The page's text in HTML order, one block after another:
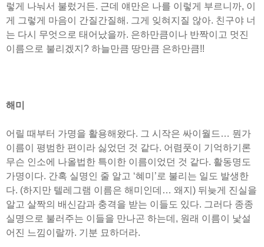
렇게 나눠서 불렀거든. 근데 얘만은 나를 이렇게 부르니까, 이
게 그렇게 마음이 간질간질해. 그게 잊혀지질 않아. 친구야 너
는 다시 무엇으로 태어났을까. 은하만큼이나 반짝이고 멋진
이름으로 불리겠지? 하늘만큼 땅만큼 은하만큼!!
해미
어릴 때부터 가명을 활용해왔다. 그 시작은 싸이월드… 뭔가
이름이 평범한 편이라 싫었던 것 같다. 어렴풋이 기억하기론
무슨 인소에 나올법한 특이한 이름이었던 것 같다. 활동명도
가명이다. 간혹 실명인 줄 알고 ‘혜미’로 불리는 일도 발생한
다. (하지만 텔레그램 이름은 해미인데… 왜지) 뒤늦게 진실을
알고 살짝의 배신감과 충격을 받는 이들도 있다. 그러다 종종
실명으로 불러주는 이들을 만나곤 하는데, 원래 이름이 낯설
어진 느낌이랄까. 기분 묘하더라.